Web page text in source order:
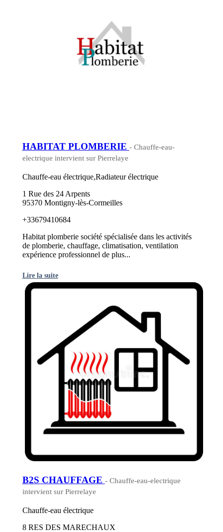
HABITAT PLOMBERIE - Chauffe-eau-
electrique intervient sur Pierrelaye
Chauffe-eau électrique,Radiateur électrique
1 Rue des 24 Arpents
95370 Montigny-lès-Cormeilles
+33679410684
Habitat plomberie société spécialisée dans les activités
de plomberie, chauffage, climatisation, ventilation
expérience professionnel de plus...
Lire la suite
B2S CHAUFFAGE - Chauffe-eau-electrique
intervient sur Pierrelaye
Chauffe-eau électrique
8 RES DES MARECHAUX